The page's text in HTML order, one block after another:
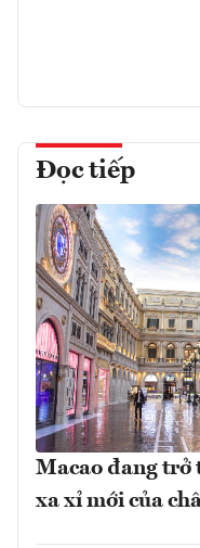
Đọc tiếp
Macao đang trở
xa xỉ mới của